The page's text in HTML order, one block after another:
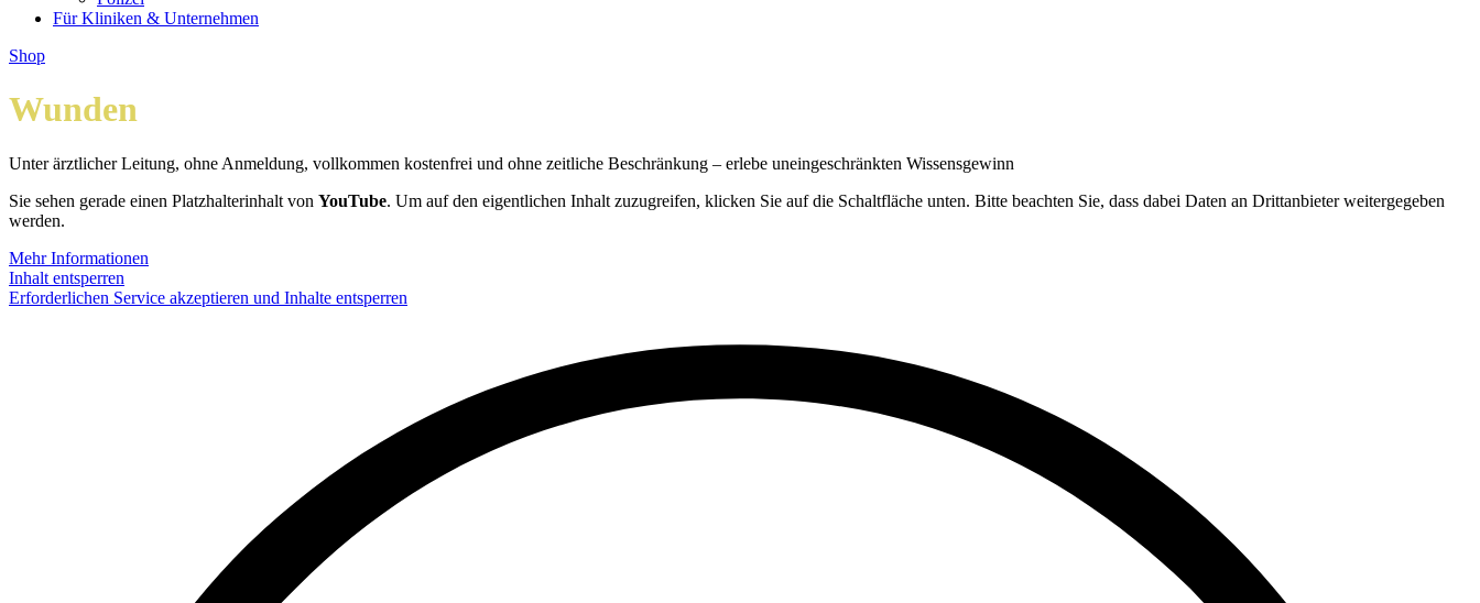
Für Kliniken & Unternehmen
Shop
Wunden
Unter ärztlicher Leitung, ohne Anmeldung, vollkommen kostenfrei und ohne zeitliche Beschränkung – erlebe uneingeschränkten Wissensgewinn
Sie sehen gerade einen Platzhalterinhalt von YouTube. Um auf den eigentlichen Inhalt zuzugreifen, klicken Sie auf die Schaltfläche unten. Bitte beachten Sie, dass dabei Daten an Drittanbieter weitergegeben
werden.
Mehr Informationen
Inhalt entsperren
Erforderlichen Service akzeptieren und Inhalte entsperren